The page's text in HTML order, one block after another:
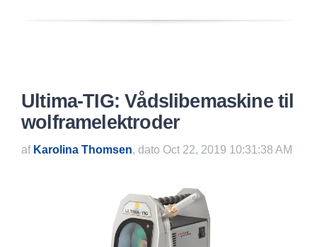
Ultima-TIG: Vådslibemaskine til
wolframelektroder
af Karolina Thomsen, dato Oct 22, 2019 10:31:38 AM